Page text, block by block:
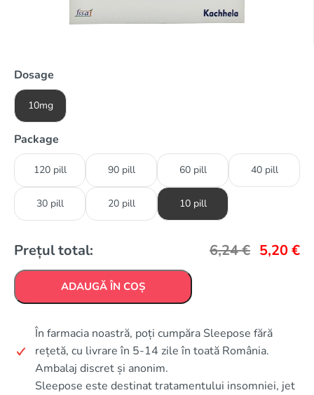
Dosage
10mg
Package
120 pill 90 pill 60 pill 40 pill
30 pill 20 pill 10 pill
Prețul total: 6,24€ 5,20€
ADAUGĂ ÎN COȘ
În farmacia noastră, poți cumpăra Sleepose fără
rețetă, cu livrare în 5-14 zile în toată România.
Ambalaj discret și anonim.
Sleepose este destinat tratamentului insomniei, jet